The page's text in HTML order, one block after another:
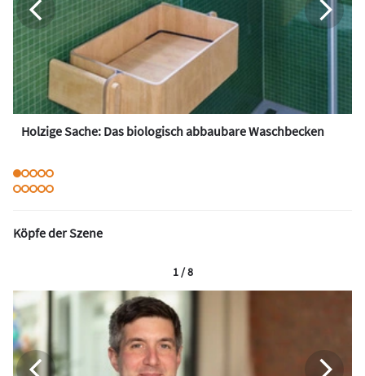
Holzige Sache: Das biologisch abbaubare Waschbecken
Köpfe der Szene
1 / 8